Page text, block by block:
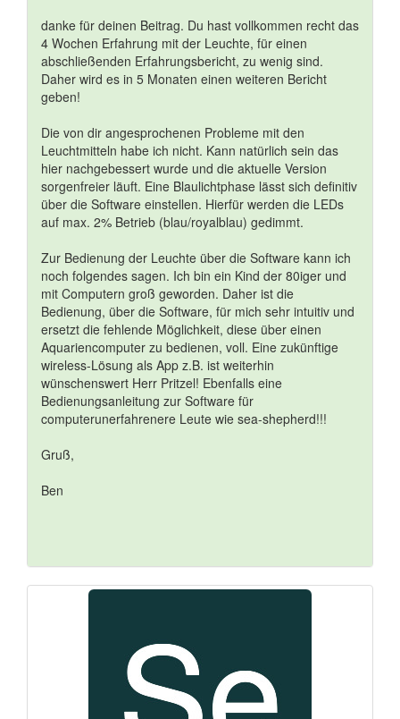
danke für deinen Beitrag. Du hast vollkommen recht das
4 Wochen Erfahrung mit der Leuchte, für einen
abschließenden Erfahrungsbericht, zu wenig sind.
Daher wird es in 5 Monaten einen weiteren Bericht
geben!
Die von dir angesprochenen Probleme mit den
Leuchtmitteln habe ich nicht. Kann natürlich sein das
hier nachgebessert wurde und die aktuelle Version
sorgenfreier läuft. Eine Blaulichtphase lässt sich definitiv
über die Software einstellen. Hierfür werden die LEDs
auf max. 2% Betrieb (blau/royalblau) gedimmt.
Zur Bedienung der Leuchte über die Software kann ich
noch folgendes sagen. Ich bin ein Kind der 80iger und
mit Computern groß geworden. Daher ist die
Bedienung, über die Software, für mich sehr intuitiv und
ersetzt die fehlende Möglichkeit, diese über einen
Aquariencomputer zu bedienen, voll. Eine zukünftige
wireless-Lösung als App z.B. ist weiterhin
wünschenswert Herr Pritzel! Ebenfalls eine
Bedienungsanleitung zur Software für
computerunerfahrenere Leute wie sea-shepherd!!!
Gruß,
Ben